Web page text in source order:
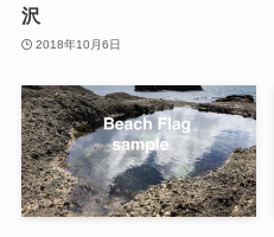
沢
2018年10月6日